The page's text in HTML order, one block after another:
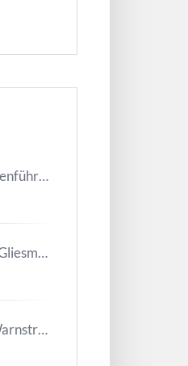
BS: Geänderte Linienführung Tag d. NDS
SBP: Info-Stand in Gliesmarode am 2. Juni und 23. Juni
Region: Achtung Warnstreiks in der Kalenderwoche 21